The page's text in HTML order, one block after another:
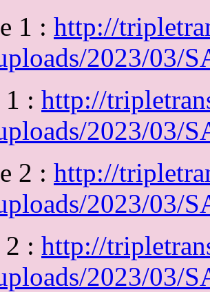
1 : http://
2023/03/
: http://
2023/03/
2 : http://
2023/03/
: http://
2023/03/